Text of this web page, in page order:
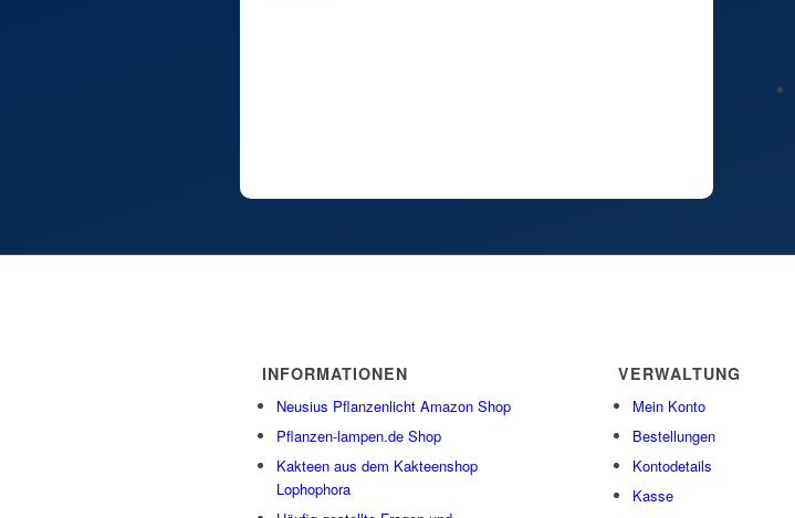
INFORMATIONEN
Neusius Pflanzenlicht Amazon Shop
Pflanzen-lampen.de Shop
Kakteen aus dem Kakteenshop
Lophophora
VERWALTUNG
Mein Konto
Bestellungen
Kontodetails
Kasse